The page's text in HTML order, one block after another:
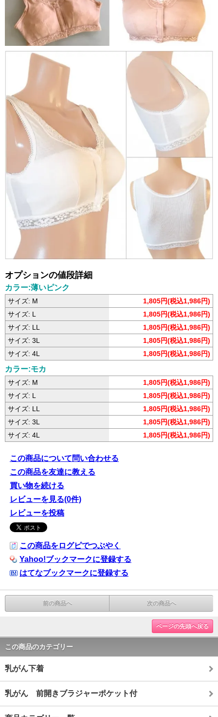
オプションの値段詳細
カラー:薄いピンク
サイズ: M
1,805円(税込1,986円)
サイズ: L
1,805円(税込1,986円)
サイズ: LL
1,805円(税込1,986円)
サイズ: 3L
1,805円(税込1,986円)
サイズ: 4L
1,805円(税込1,986円)
カラー:モカ
サイズ: M
1,805円(税込1,986円)
サイズ: L
1,805円(税込1,986円)
サイズ: LL
1,805円(税込1,986円)
サイズ: 3L
1,805円(税込1,986円)
サイズ: 4L
1,805円(税込1,986円)
この商品について問い合わせる
この商品を友達に教える
買い物を続ける
レビューを見る(0件)
レビューを投稿
この商品をログピでつぶやく
Yahoo!ブックマークに登録する
はてなブックマークに登録する
前の商品へ 次の商品へ
ページの先頭へ戻る
この商品のカテゴリー
乳がん下着
乳がん 前開きブラジャーポケット付